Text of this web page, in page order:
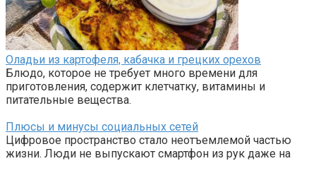
Оладьи из картофеля, кабачка и грецких орехов
Блюдо, которое не требует много времени для
приготовления, содержит клетчатку, витамины и
питательные вещества.
Плюсы и минусы социальных сетей
Цифровое пространство стало неотъемлемой частью
жизни. Люди не выпускают смартфон из рук даже на